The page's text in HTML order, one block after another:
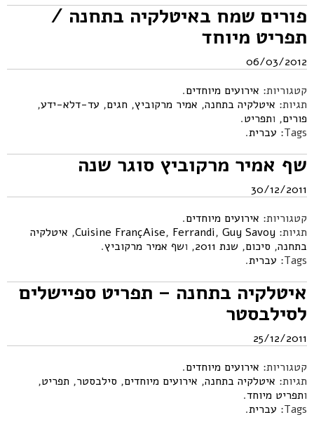
פורים שמח באיטלקיה בתחנה /
תפריט מיוחד
06/03/2012
קטגוריות: אירועים מיוחדים.
תגיות: איטלקיה בתחנה, אמיר מרקוביץ, חגים, עד-דלא-ידע,
פורים, ותפריט.
Tags: עברית.
שף אמיר מרקוביץ סוגר שנה
30/12/2011
קטגוריות: אירועים מיוחדים.
תגיות:
Cuisine FrançAise, Ferrandi, Guy Savoy
, איטלקיה
בתחנה, סיכום, שנת 2011 , ושף אמיר מרקוביץ.
Tags: עברית.
איטלקיה בתחנה – תפריט ספיישלים
לסילבסטר
25/12/2011
קטגוריות: אירועים מיוחדים.
תגיות: איטלקיה בתחנה, אירועים מיוחדים, סילבסטר, תפריט,
ותפריט מיוחד.
Tags: עברית.